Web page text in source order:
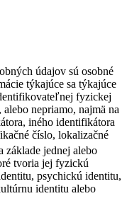
údajov sú osobné
týkajúce sa týkajúce
fyzickej
nepriamo, najmä na
iného identifikátora
číslo, lokalizačné
základe jednej alebo
tvoria jej fyzickú
psychickú identitu,
identitu alebo